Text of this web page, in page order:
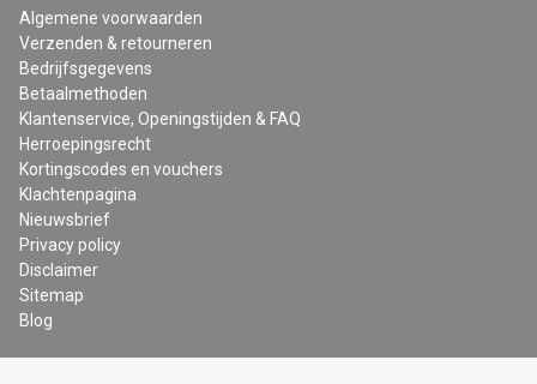
Algemene voorwaarden
Verzenden & retourneren
Bedrijfsgegevens
Betaalmethoden
Klantenservice, Openingstijden & FAQ
Herroepingsrecht
Kortingscodes en vouchers
Klachtenpagina
Nieuwsbrief
Privacy policy
Disclaimer
Sitemap
Blog